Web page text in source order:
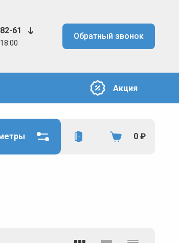
61
Обратный звонок
Акция
0 ₽